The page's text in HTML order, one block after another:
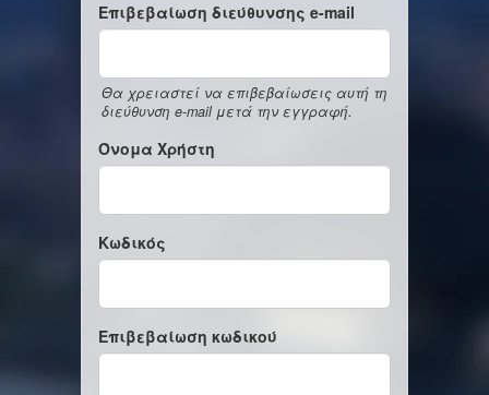
Επιβεβαίωση διεύθυνσης e-mail
Θα χρειαστεί να επιβεβαίωσεις αυτή τη
διεύθυνση e-mail μετά την εγγραφή.
Όνομα Χρήστη
Κωδικός
Επιβεβαίωση κωδικού